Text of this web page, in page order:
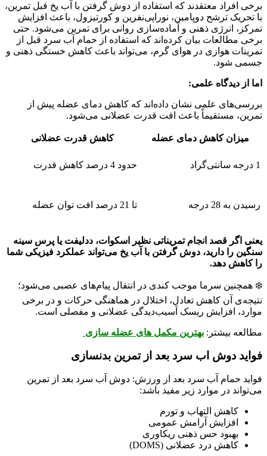
برخی افراد معتقدند که استفاده از دوش گرفتن با آب یخ قبل تمرین،
با تحریک ترشح دوپامین، نوراپی‌نفرین و کورتیزول، باعث افزایش
تمرکز، انرژی ذهنی و آماده‌سازی روانی برای تمرین می‌شود. حتی
برخی مطالعات بیان کرده‌اند که استفاده از حمام آب سرد قبل از
تمرینات هوازی در هوای گرم، می‌تواند باعث کاهش خستگی ذهنی و
جسمی شود.
اما از دیدگاه علمی:
بررسی‌های علمی نشان داده‌اند که کاهش دمای عضله پیش از
تمرین، مستقیماً باعث افت قدرت عضلانی می‌شود.
میزان کاهش دمای عضله کاهش قدرت عضلانی
1 درجه سانتی‌گراد حدود 4 درصد کاهش قدرت
رسیدن به 28 درجه تا 21 درصد افت توان عضله
یعنی اگر قصد انجام تمریناتی نظیر اسکوات، ددلیفت یا پرس سینه
سنگین را دارید، دوش گرفتن با آب یخ می‌تواند عملکرد فیزیکی شما
را کاهش دهد.
❄️ همچنین سرما موجب کندی در انتقال پیام‌های عصبی می‌شود؛
نتیجه‌ی آن کاهش تعادل، اختلال در هماهنگی حرکات و در برخی
موارد، افزایش ریسک آسیب‌دیدگی عضلانی و مفصلی است.
مطالعه بیشتر: بهترین مکمل های عضله سازی
فواید دوش اب سرد بعد از تمرین بدنسازی
فواید حمام آب سرد بعد از ورزش: دوش آب سرد بعد از تمرین
می‌تواند در موارد زیر مفید باشد:
کاهش التهاب و تورم
افزایش آرامش عمومی
بهبود حس ذهنی ریکاوری
کاهش درد عضلانی (DOMS)